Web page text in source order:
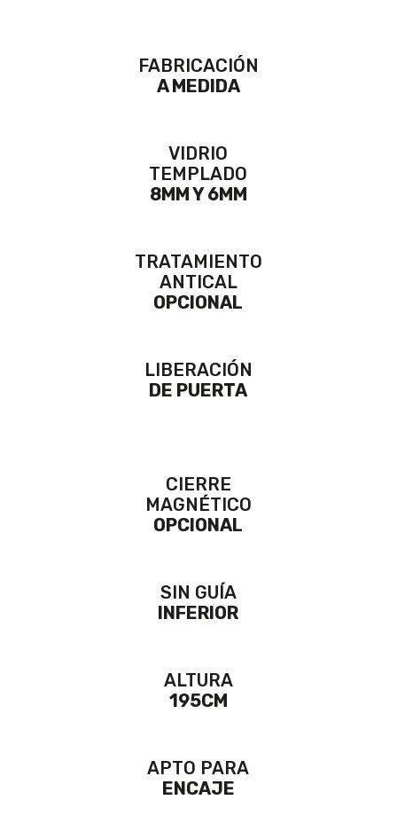
FABRICACIÓN
A MEDIDA
VIDRIO
TEMPLADO
8MM Y 6MM
TRATAMIENTO
ANTICAL
OPCIONAL
LIBERACIÓN
DE PUERTA
CIERRE
MAGNÉTICO
OPCIONAL
SIN GUÍA
INFERIOR
ALTURA
195CM
APTO PARA
ENCAJE